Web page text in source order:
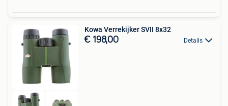
Kowa Verrekijker SVII 8x32
€ 198,00 Details